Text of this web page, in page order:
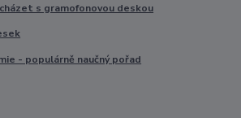
s gramofonovou deskou
- populárně naučný pořad